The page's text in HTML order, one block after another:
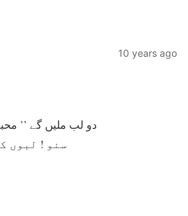
10 years ago
دو لب ملیں گے ’’
سنو ! لبوں